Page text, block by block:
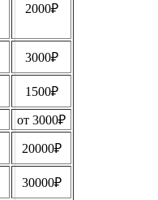
2000₽
3000₽
1500₽
от 3000₽
20000₽
30000₽